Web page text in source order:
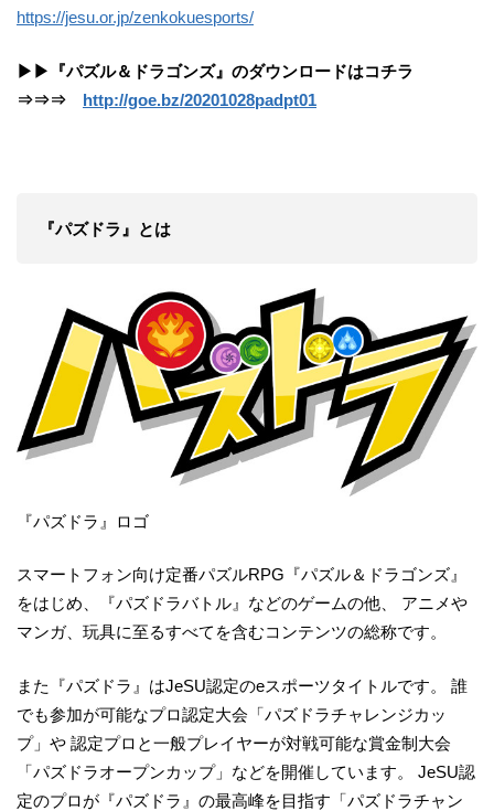
https://jesu.or.jp/zenkokuesports/
▶▶『パズル＆ドラゴンズ』のダウンロードはコチラ
⇒⇒⇒ ​ http://goe.bz/20201028padpt01
『パズドラ』とは
『パズドラ』ロゴ
スマートフォン向け定番パズルRPG『パズル＆ドラゴンズ』
をはじめ、『パズドラバトル』などのゲームの他、 アニメや
マンガ、玩具に至るすべてを含むコンテンツの総称です。
また『パズドラ』はJeSU認定のeスポーツタイトルです。 誰
でも参加が可能なプロ認定大会「パズドラチャレンジカッ
プ」や 認定プロと一般プレイヤーが対戦可能な賞金制大会
「パズドラオープンカップ」などを開催しています。 JeSU認
定のプロが『パズドラ』の最高峰を目指す「パズドラチャン